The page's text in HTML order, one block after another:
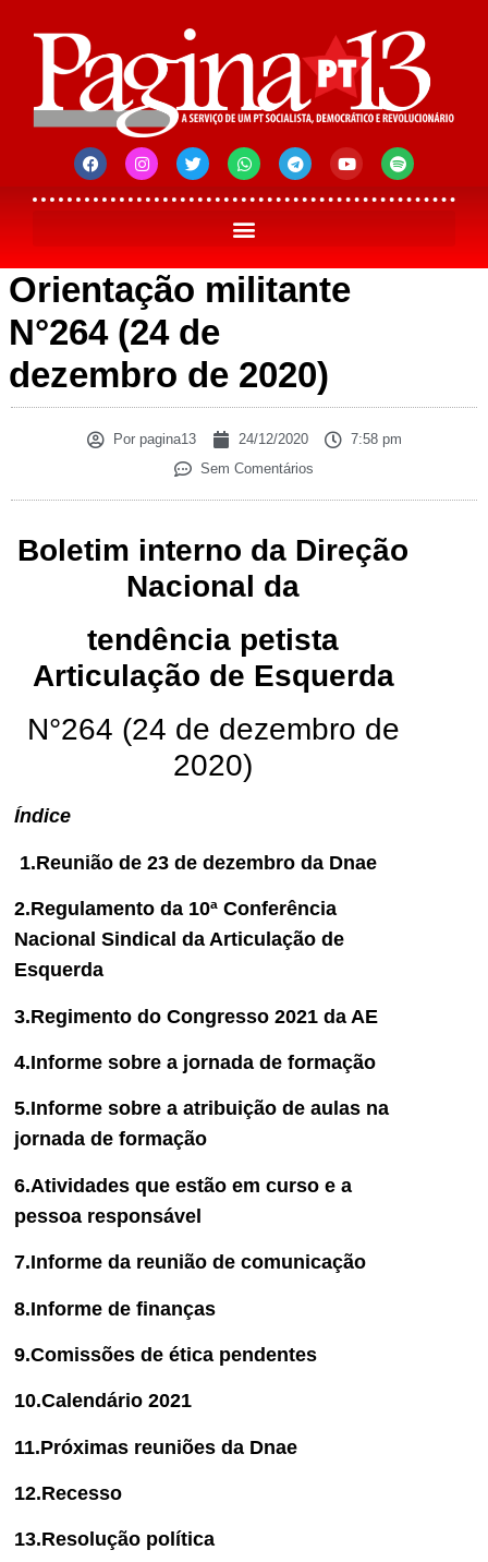
Orientação militante
N°264 (24 de
dezembro de 2020)
Porpagina13 24/12/2020
7:58 pm
Sem Comentários
Boletim interno da Direção
Nacional da
tendência petista
Articulação de Esquerda
N°264 (24 de dezembro de
2020)
Índice
1.Reunião de 23 de dezembro da Dnae
2.Regulamento da 10ª Conferência
Nacional Sindical da Articulação de
Esquerda
3.Regimento do Congresso 2021 da AE
4.Informe sobre a jornada de formação
5.Informe sobre a atribuição de aulas na
jornada de formação
6.Atividades que estão em curso e a
pessoa responsável
7.Informe da reunião de comunicação
8.Informe de finanças
9.Comissões de ética pendentes
10.Calendário 2021
11.Próximas reuniões da Dnae
12.Recesso
13.Resolução política